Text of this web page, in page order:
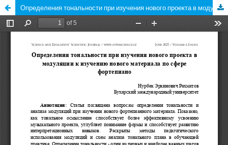
Определения тональности при изучения нового проекта в модуляции к изучению нового материала по сфере фортепиано